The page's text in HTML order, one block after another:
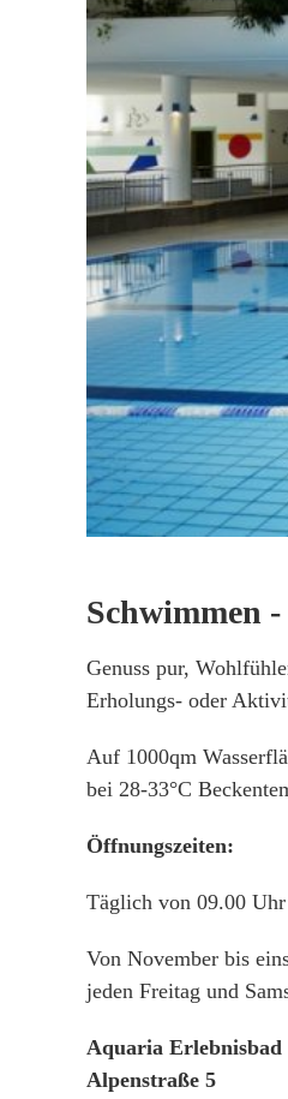
Schwimmen -
Genuss pur,
Erholungs- oder
Auf 1000qm
bei 28-33°C
Öffnungszeiten:
Täglich von 09.00
Von November bis
jeden Freitag und
Aquaria Erlebnisbad
Alpenstraße 5